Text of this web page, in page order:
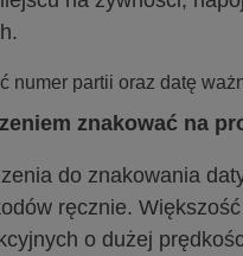
znakować na
do znakowania
ręcznie.
o dużej